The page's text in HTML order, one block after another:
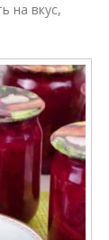
на вкус,